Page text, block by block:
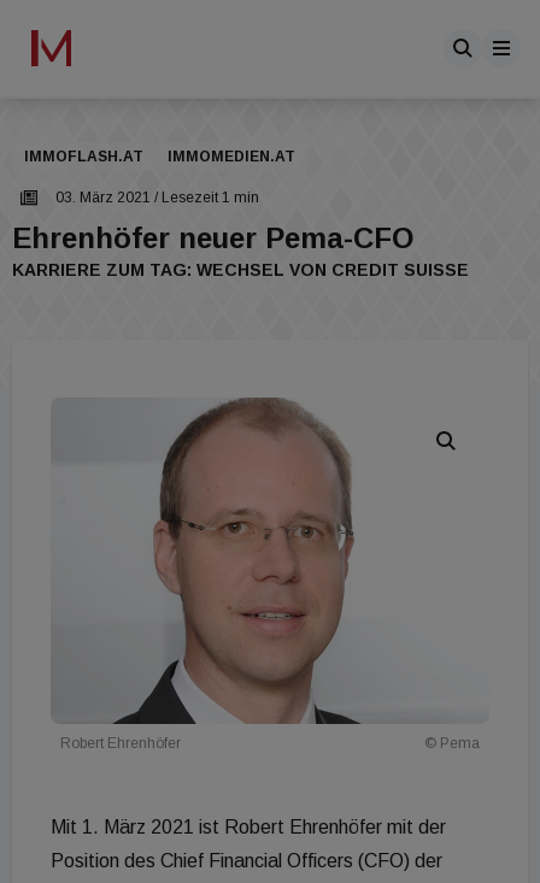
IMMOFLASH.AT IMMOMEDIEN.AT
03. März 2021 / Lesezeit 1 min
Ehrenhöfer neuer Pema-CFO
KARRIERE ZUM TAG: WECHSEL VON CREDIT SUISSE
Robert Ehrenhöfer © Pema
Mit 1. März 2021 ist Robert Ehrenhöfer mit der
Position des Chief Financial Officers (CFO) der